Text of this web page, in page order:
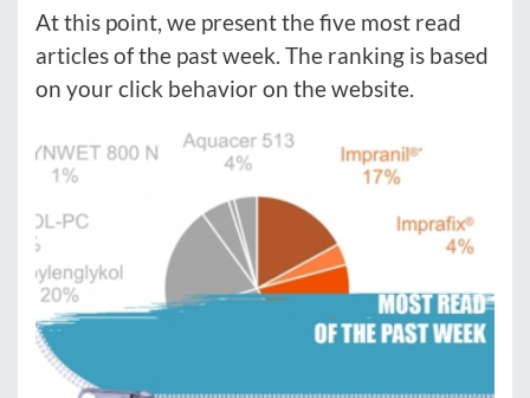
At this point, we present the five most read
articles of the past week. The ranking is based
on your click behavior on the website.